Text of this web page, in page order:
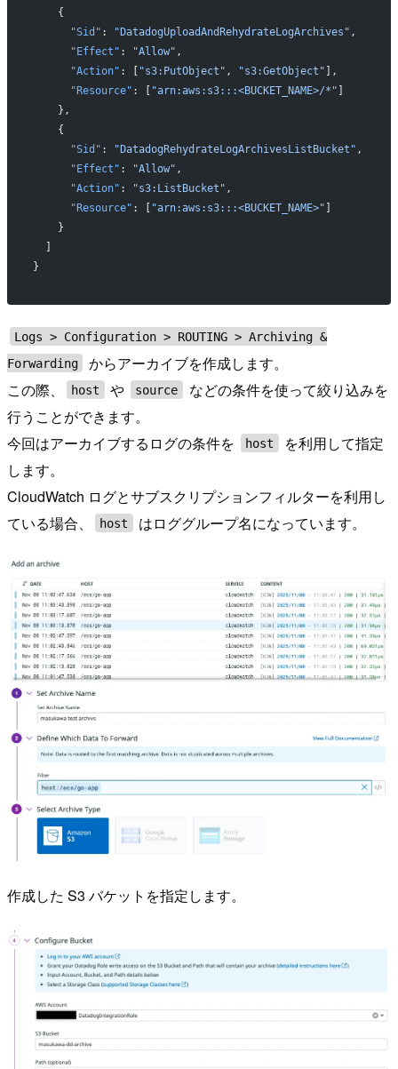
    {
      "Sid"
: "DatadogUploadAndRehydrateLogArchives" ,
      "Effect"
: "Allow" ,
      "Action"
: [ "s3:PutObject" , "s3:GetObject" ],
      "Resource"
: [ "arn:aws:s3:::<BUCKET_NAME>/*" ]
    },
    {
      "Sid"
: "DatadogRehydrateLogArchivesListBucket" ,
      "Effect"
: "Allow" ,
      "Action"
: "s3:ListBucket" ,
      "Resource"
: [ "arn:aws:s3:::<BUCKET_NAME>" ]
    }
  ]
}
Logs > Configuration > ROUTING > Archiving &
Forwarding
からアーカイブを作成します。
この際、
host や source
などの条件を使って絞り込みを
行うことができます。
今回はアーカイブするログの条件を
host
を利用して指定
します。
CloudWatch ログとサブスクリプションフィルターを利用し
ている場合、
host はロググループ名になっています。
作成した S3 バケットを指定します。